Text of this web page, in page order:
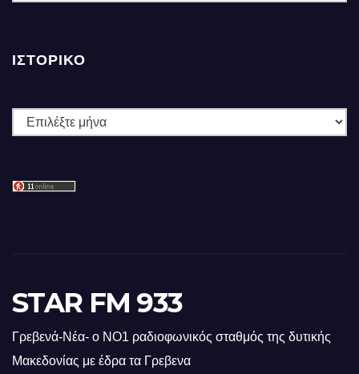
ΙΣΤΟΡΙΚΌ
Ιστορικό
STAR FM 933
Γρεβενά-Νέα- ο ΝΟ1 ραδιοφωνικός σταθμός της δυτικής
Μακεδονίας με έδρα τα Γρεβενα